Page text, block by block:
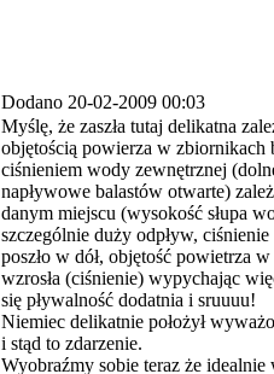
Dodano 20-02-2009 00:03
Myślę, że zaszła tutaj delikatna
objętością powierza w zbiornikach
ciśnieniem wody zewnętrznej
napływowe balastów otwarte)
danym miejscu (wysokość słupa
szczególnie duży odpływ, ciśnienie
poszło w dół, objętość powietrza w
wzrosła (ciśnienie) wypychając
się pływalność dodatnia i sruuuu!
Niemiec delikatnie położył
i stąd to zdarzenie.
Wyobraźmy sobie teraz że idealnie